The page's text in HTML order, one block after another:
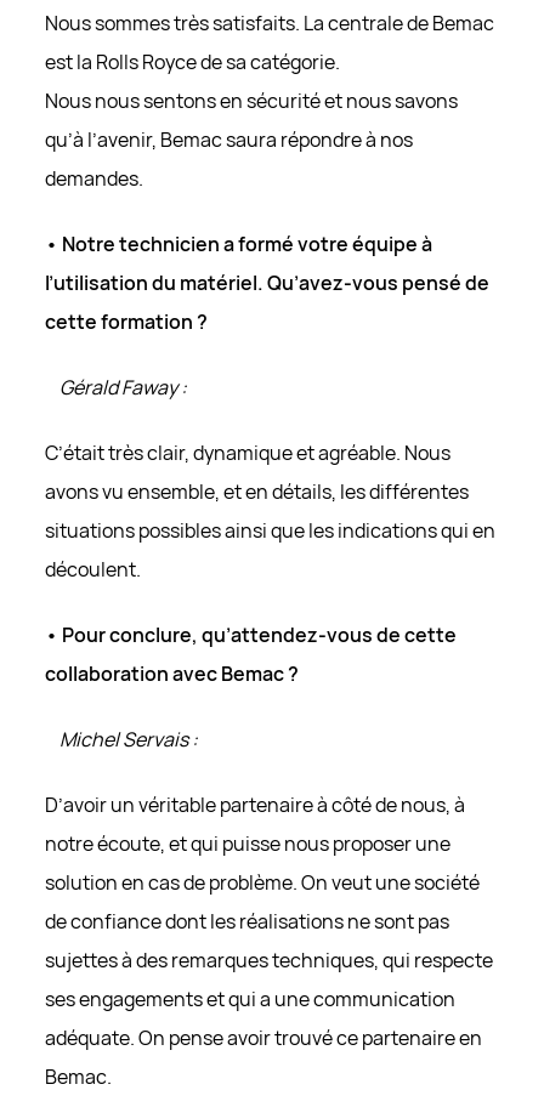
Nous sommes très satisfaits. La centrale de Bemac
est la Rolls Royce de sa catégorie.
Nous nous sentons en sécurité et nous savons
qu’à l’avenir, Bemac saura répondre à nos
demandes.
• Notre technicien a formé votre équipe à
l’utilisation du matériel. Qu’avez-vous pensé de
cette formation ?
Gérald Faway :
C’était très clair, dynamique et agréable. Nous
avons vu ensemble, et en détails, les différentes
situations possibles ainsi que les indications qui en
découlent.
• Pour conclure, qu’attendez-vous de cette
collaboration avec Bemac ?
Michel Servais :
D’avoir un véritable partenaire à côté de nous, à
notre écoute, et qui puisse nous proposer une
solution en cas de problème. On veut une société
de confiance dont les réalisations ne sont pas
sujettes à des remarques techniques, qui respecte
ses engagements et qui a une communication
adéquate. On pense avoir trouvé ce partenaire en
Bemac.